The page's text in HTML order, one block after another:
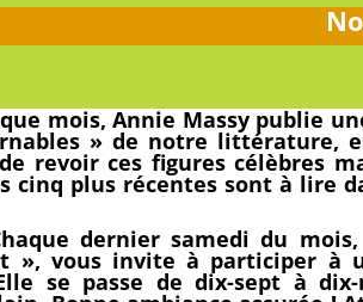
mois, Annie Massy publie
» de notre littérature,
revoir ces figures célèbres
cinq plus récentes sont à lire
dernier samedi du mois, le
», vous invite à participer à
se passe de dix-sept à